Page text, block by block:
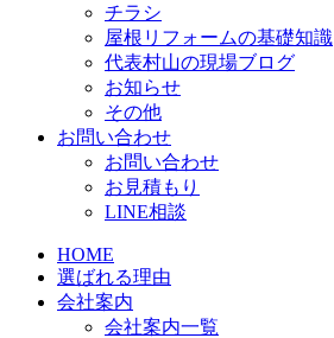
チラシ
屋根リフォームの基礎知識
代表村山の現場ブログ
お知らせ
その他
お問い合わせ
お問い合わせ
お見積もり
LINE相談
HOME
選ばれる理由
会社案内
会社案内一覧